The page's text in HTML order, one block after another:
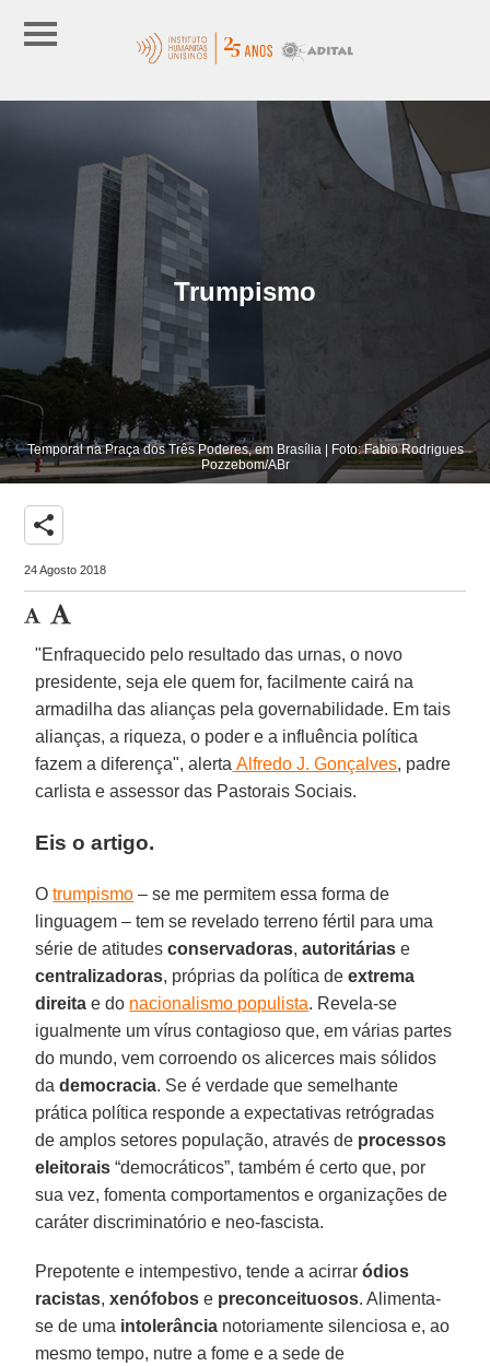
Trumpismo
Temporal na Praça dos Três Poderes, em Brasília | Foto: Fabio Rodrigues
Pozzebom/ABr
share
24 Agosto 2018
"Enfraquecido pelo resultado das urnas, o novo
presidente, seja ele quem for, facilmente cairá na
armadilha das alianças pela governabilidade. Em tais
alianças, a riqueza, o poder e a influência política
fazem a diferença", alerta Alfredo J. Gonçalves, padre
carlista e assessor das Pastorais Sociais.
Eis o artigo.
Otrumpismo – se me permitem essa forma de
linguagem – tem se revelado terreno fértil para uma
série de atitudesconservadoras,autoritárias e
centralizadoras, próprias da política de extrema
direita e do nacionalismo populista. Revela-se
igualmente um vírus contagioso que, em várias partes
do mundo, vem corroendo os alicerces mais sólidos
da democracia. Se é verdade que semelhante
prática política responde a expectativas retrógradas
de amplos setores população, através de processos
eleitorais “democráticos”, também é certo que, por
sua vez, fomenta comportamentos e organizações de
caráter discriminatório e neo-fascista.
Prepotente e intempestivo, tende a acirraródios
racistas,xenófobos e preconceituosos. Alimenta-
se de uma intolerância notoriamente silenciosa e, ao
mesmo tempo, nutre a fome e a sede de